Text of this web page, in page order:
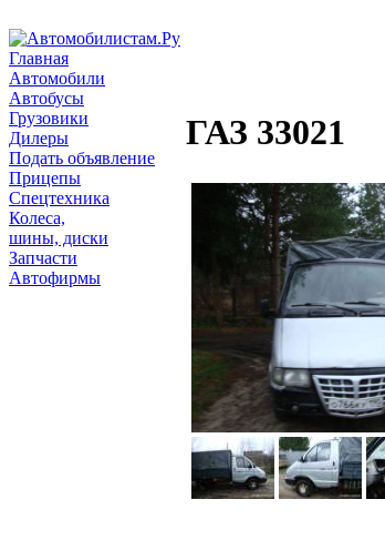
Главная
Автомобили
Автобусы
Грузовики
Дилеры
Подать объявление
Прицепы
Спецтехника
Колеса,
шины, диски
Запчасти
Автофирмы
ГАЗ 33021